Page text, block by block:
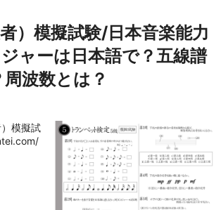
）模擬試験/日本音楽能力
ャーは日本語で？五線譜
波数とは？
模擬試